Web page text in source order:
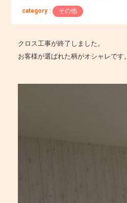
category : その他
クロス工事が終了しました。
お客様が選ばれた柄がオシャレです。